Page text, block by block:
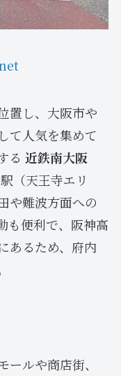
置し、大阪市や
て人気を集めて
る 近鉄南大阪
（天王寺エリ
や難波方面への
も便利で、阪神高
あるため、府内
ルや商店街、